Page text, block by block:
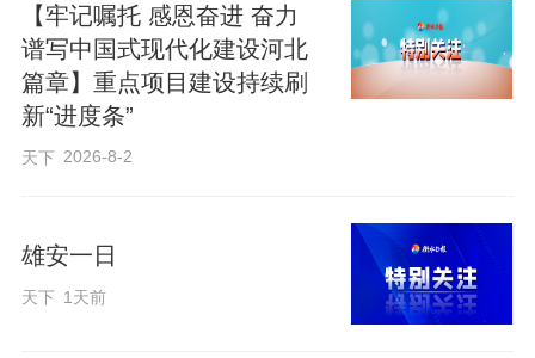
衡水距雄安最近仅50公里，2021年
起，衡水规划建设雄安衡水协作区，布局
深州、饶阳、安平三个片区，打造智能家
居、农副产品加工、绿色建材、绿色食
片区，圣奥办公雄衡产业园的智能车间
里，每张板材都有"数字身份证"，AI设备自
动裁切、封边，全程无人化，高效满足雄
【牢记嘱托 感恩奋进 奋力
谱写中国式现代化建设河北
篇章】重点项目建设持续刷
新“进度条”
天下 2026-8-2
雄安一日
天下 1天前